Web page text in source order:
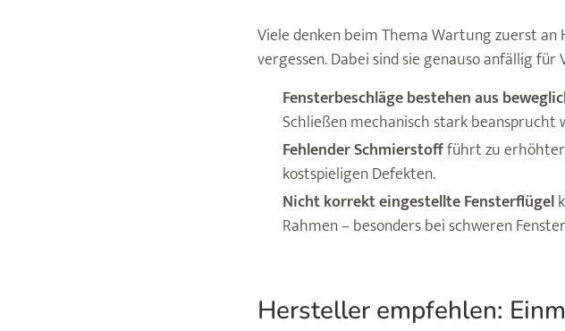
Viele denken beim Thema Wartung zuerst
vergessen. Dabei sind sie genauso anfällig für
Fensterbeschläge bestehen aus
Schließen mechanisch stark beansprucht
Fehlender Schmierstoffführt zu erhöhter
kostspieligen Defekten.
Nicht korrekt eingestellte Fensterflügel
Rahmen – besonders bei schweren
Hersteller empfehlen: